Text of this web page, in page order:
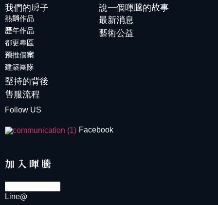
我們的房子
熱銷作品
歷年作品
都更專區
預推個案
建築團隊
堅持的背後
售服流程
說一個暉騰的故事
最新消息
藝術公益
Follow US
Facebook
加入暉騰
Line@